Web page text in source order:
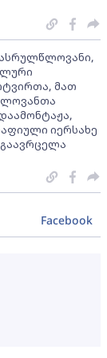
მათ
იერსახე
Facebook